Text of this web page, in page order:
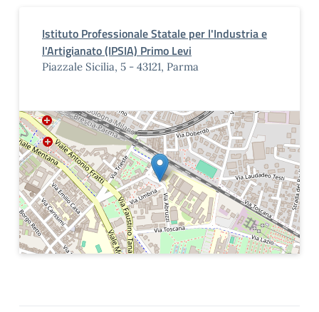
Istituto Professionale Statale per l'Industria e
l'Artigianato (IPSIA) Primo Levi
Piazzale Sicilia, 5 - 43121, Parma